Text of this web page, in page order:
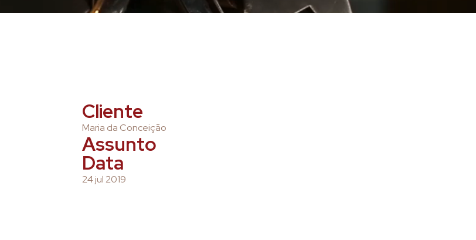
Cliente
Maria da Conceição
Assunto
Data
24 jul 2019